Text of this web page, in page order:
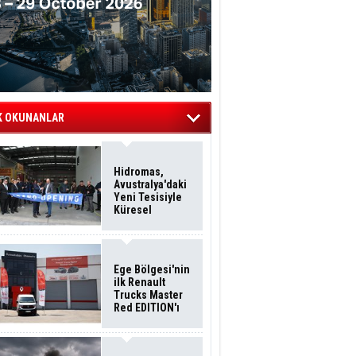
OKUNANLAR
Hidromas,
Avustralya'daki
Yeni Tesisiyle
Küresel
Sürdürüyor
Ege Bölgesi'nin
ilk Renault
Trucks Master
Red EDITION'ı
Filosuna Katıldı